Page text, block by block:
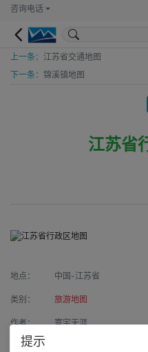
咨询电话
上一条： 江苏省交通地图
下一条： 锦溪镇地图
江苏省
地点： 中国-江苏省
类别： 旅游地图
作者： 寰宇天涯
来源：
提示